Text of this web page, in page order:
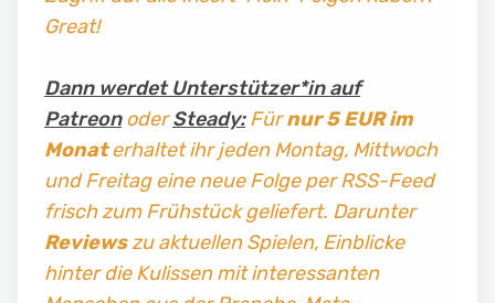
Great!
Dann werdet Unterstützer*in auf
PatreonoderSteady:Fürnur 5 EUR im
Monaterhaltet ihr jeden Montag, Mittwoch
und Freitag eine neue Folge per RSS-Feed
frisch zum Frühstück geliefert. Darunter
Reviewszu aktuellen Spielen, Einblicke
hinter die Kulissen mit interessanten